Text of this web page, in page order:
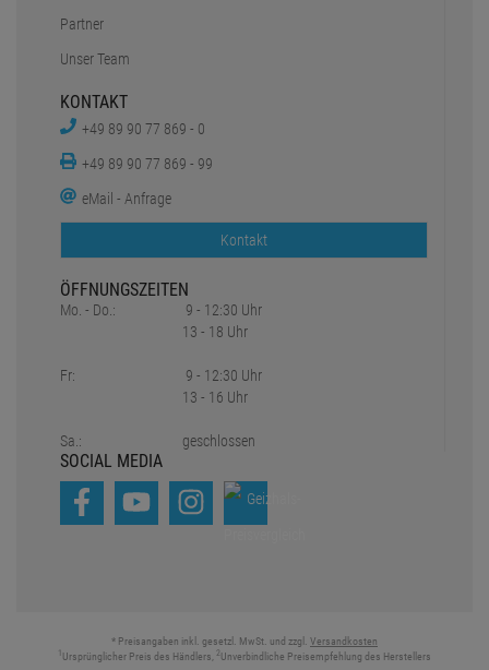
Partner
Unser Team
KONTAKT
+49 89 90 77 869 - 0
+49 89 90 77 869 - 99
eMail - Anfrage
Kontakt
ÖFFNUNGSZEITEN
Mo. - Do.:
Fr:
Sa.:
9 - 12:30 Uhr
13 - 18 Uhr
9 - 12:30 Uhr
13 - 16 Uhr
geschlossen
SOCIAL MEDIA
* Preisangaben inkl. gesetzl. MwSt. und zzgl. Versandkosten
Ursprünglicher Preis des Händlers, 2 Unverbindliche Preisempfehlung des Herstellers